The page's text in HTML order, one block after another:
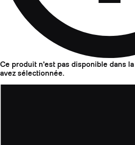
Ce produit n'est pas disponible dans
avez sélectionnée.